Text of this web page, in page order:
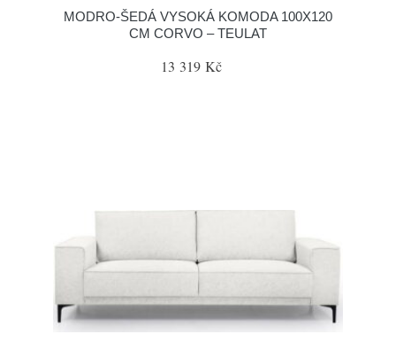
MODRO-ŠEDÁ VYSOKÁ KOMODA 100X120
CM CORVO – TEULAT
13 319 Kč